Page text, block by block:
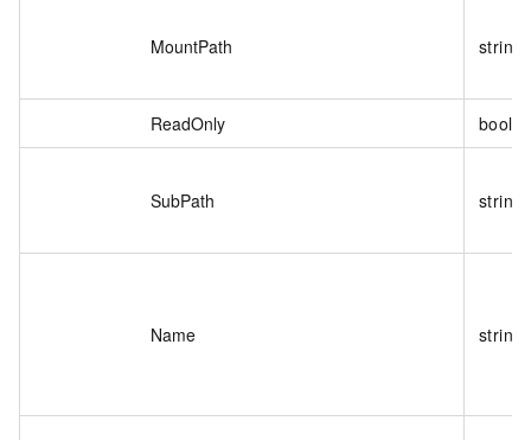
MountPath string
ReadOnly
SubPath string
Name string